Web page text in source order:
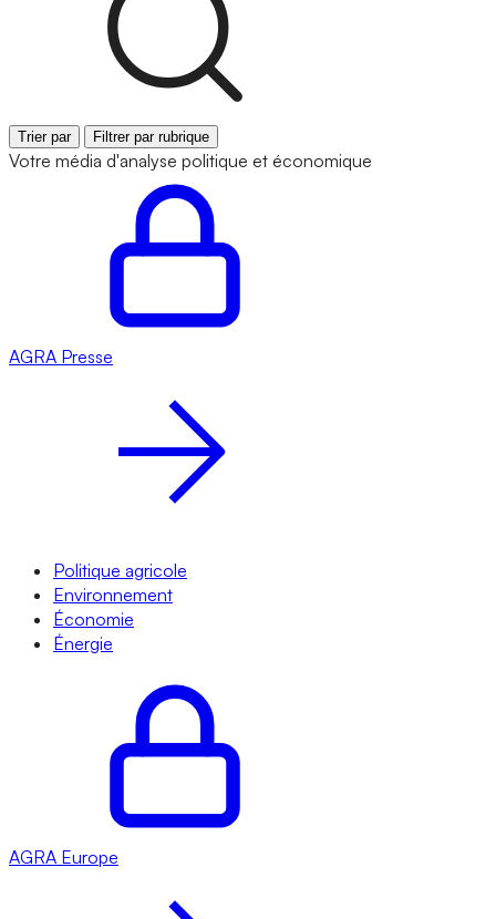
Trier par Filtrer par rubrique
Votre média d'analyse politique et économique
AGRA Presse
Politique agricole
Environnement
Économie
Énergie
AGRA Europe